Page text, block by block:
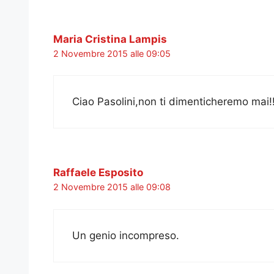
Maria Cristina Lampis
2 Novembre 2015 alle 09:05
Ciao Pasolini,non ti dimenticheremo
Raffaele Esposito
2 Novembre 2015 alle 09:08
Un genio incompreso.